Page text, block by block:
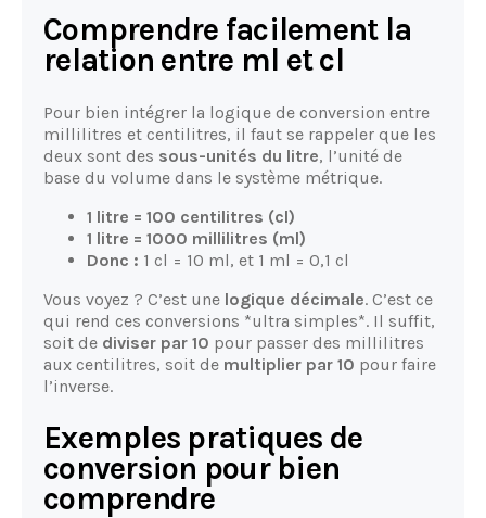
Comprendre facilement la
relation entre ml et cl
Pour bien intégrer la logique de conversion entre
millilitres et centilitres, il faut se rappeler que les
deux sont des sous-unités du litre, l’unité de
base du volume dans le système métrique.
1 litre = 100 centilitres (cl)
1 litre = 1000 millilitres (ml)
Donc : 1 cl = 10 ml, et 1 ml = 0,1 cl
Vous voyez ? C’est une logique décimale. C’est ce
qui rend ces conversions *ultra simples*. Il suffit,
soit de diviser par 10 pour passer des millilitres
aux centilitres, soit de multiplier par 10 pour faire
l’inverse.
Exemples pratiques de
conversion pour bien
comprendre